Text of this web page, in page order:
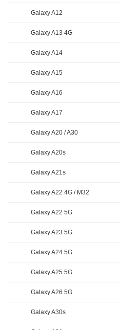
Galaxy A12
Galaxy A13 4G
Galaxy A14
Galaxy A15
Galaxy A16
Galaxy A17
Galaxy A20 / A30
Galaxy A20s
Galaxy A21s
Galaxy A22 4G / M32
Galaxy A22 5G
Galaxy A23 5G
Galaxy A24 5G
Galaxy A25 5G
Galaxy A26 5G
Galaxy A30s